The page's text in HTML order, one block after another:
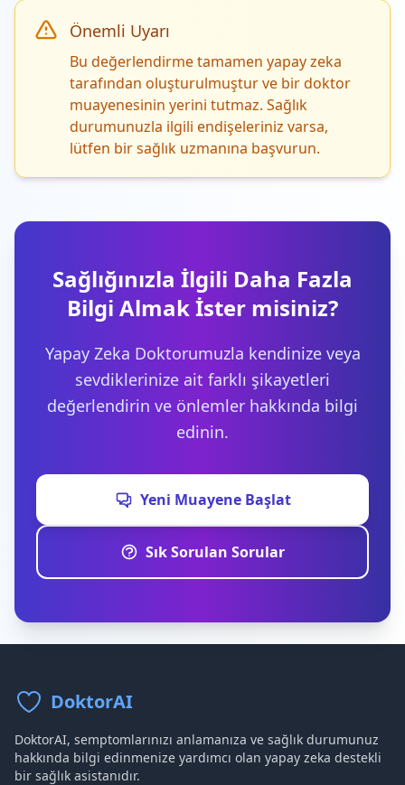
Önemli Uyarı
Bu değerlendirme tamamen yapay zeka
tarafından oluşturulmuştur ve bir doktor
muayenesinin yerini tutmaz. Sağlık
durumunuzla ilgili endişeleriniz varsa,
lütfen bir sağlık uzmanına başvurun.
Sağlığınızla İlgili Daha Fazla
Bilgi Almak İster misiniz?
Yapay Zeka Doktorumuzla kendinize veya
sevdiklerinize ait farklı şikayetleri
değerlendirin ve önlemler hakkında bilgi
edinin.
Yeni Muayene Başlat
Sık Sorulan Sorular
DoktorAI
DoktorAI, semptomlarınızı anlamanıza ve sağlık durumunuz
hakkında bilgi edinmenize yardımcı olan yapay zeka destekli
bir sağlık asistanıdır.